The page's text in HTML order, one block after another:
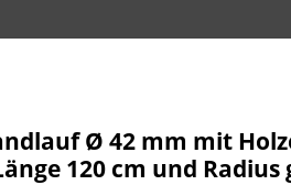
Ø 42 mm mit
120 cm und Radius